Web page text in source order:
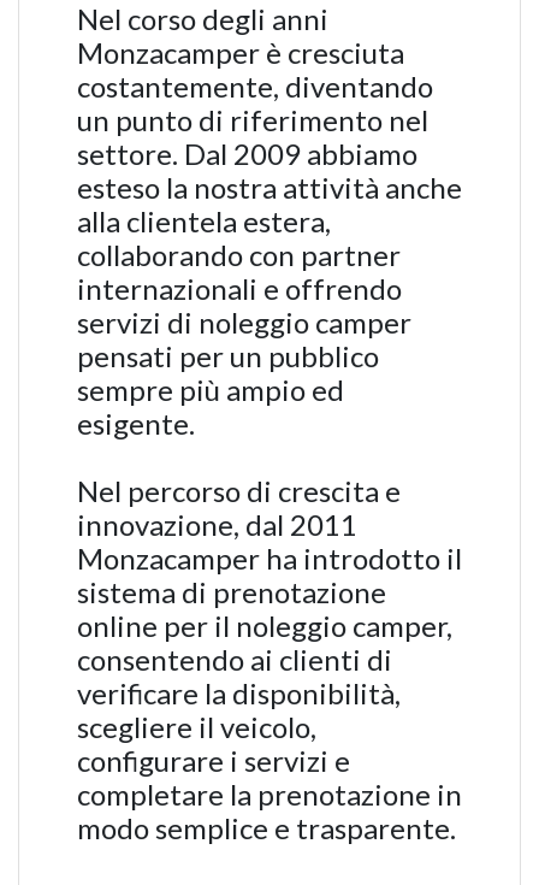
Nel corso degli anni
Monzacamper è cresciuta
costantemente, diventando
un punto di riferimento nel
settore. Dal 2009 abbiamo
esteso la nostra attività anche
alla clientela estera,
collaborando con partner
internazionali e offrendo
servizi di noleggio camper
pensati per un pubblico
sempre più ampio ed
esigente.
Nel percorso di crescita e
innovazione, dal 2011
Monzacamper ha introdotto il
sistema di prenotazione
online per il noleggio camper,
consentendo ai clienti di
verificare la disponibilità,
scegliere il veicolo,
configurare i servizi e
completare la prenotazione in
modo semplice e trasparente.